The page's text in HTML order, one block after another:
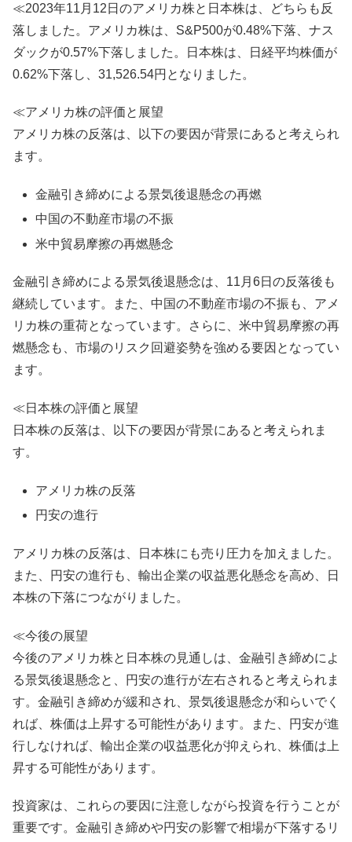
≪2023年11月12日のアメリカ株と日本株は、どちらも反
落しました。アメリカ株は、S&P500が0.48%下落、ナス
ダックが0.57%下落しました。日本株は、日経平均株価が
0.62%下落し、31,526.54円となりました。
≪アメリカ株の評価と展望
アメリカ株の反落は、以下の要因が背景にあると考えられ
ます。
金融引き締めによる景気後退懸念の再燃
中国の不動産市場の不振
米中貿易摩擦の再燃懸念
金融引き締めによる景気後退懸念は、11月6日の反落後も
継続しています。また、中国の不動産市場の不振も、アメ
リカ株の重荷となっています。さらに、米中貿易摩擦の再
燃懸念も、市場のリスク回避姿勢を強める要因となってい
ます。
≪日本株の評価と展望
日本株の反落は、以下の要因が背景にあると考えられま
す。
アメリカ株の反落
円安の進行
アメリカ株の反落は、日本株にも売り圧力を加えました。
また、円安の進行も、輸出企業の収益悪化懸念を高め、日
本株の下落につながりました。
≪今後の展望
今後のアメリカ株と日本株の見通しは、金融引き締めによ
る景気後退懸念と、円安の進行が左右されると考えられま
す。金融引き締めが緩和され、景気後退懸念が和らいでく
れば、株価は上昇する可能性があります。また、円安が進
行しなければ、輸出企業の収益悪化が抑えられ、株価は上
昇する可能性があります。
投資家は、これらの要因に注意しながら投資を行うことが
重要です。金融引き締めや円安の影響で相場が下落するリ